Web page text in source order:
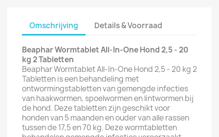
Omschrijving Details & Voorraad
Beaphar Wormtablet All-In-One Hond 2,5 - 20
kg 2 Tabletten
Beaphar Wormtablet All-In-One Hond 2,5 - 20 kg 2
Tabletten is een behandeling met
ontwormingstabletten van gemengde infecties
van haakwormen, spoelwormen en lintwormen bij
de hond. Deze tabletten zijn geschikt voor
honden van 5 maanden en ouder van alle rassen
tussen de 17,5 en 70 kg. Deze wormtabletten